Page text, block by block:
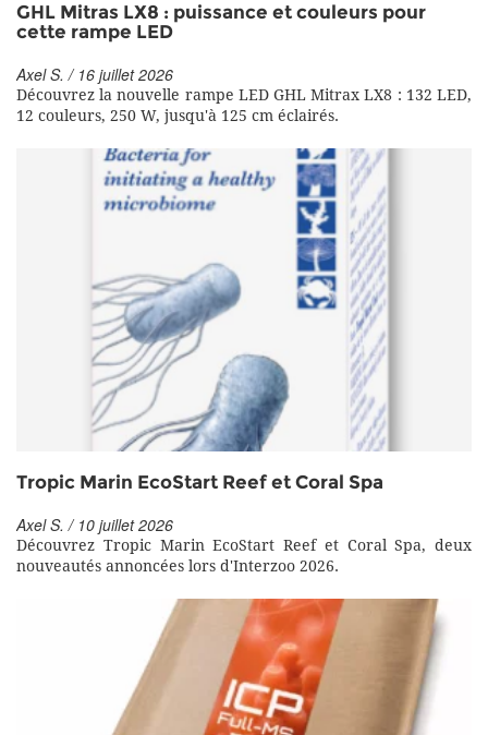
GHL Mitras LX8 : puissance et couleurs pour
cette rampe LED
Axel S. / 16 juillet 2026
Découvrez la nouvelle rampe LED GHL Mitrax LX8 : 132 LED,
12 couleurs, 250 W, jusqu'à 125 cm éclairés.
Tropic Marin EcoStart Reef et Coral Spa
Axel S. / 10 juillet 2026
Découvrez Tropic Marin EcoStart Reef et Coral Spa, deux
nouveautés annoncées lors d'Interzoo 2026.